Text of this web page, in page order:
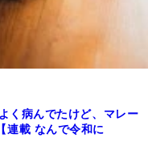
く病んでたけど、マレー
連載 なんで令和に